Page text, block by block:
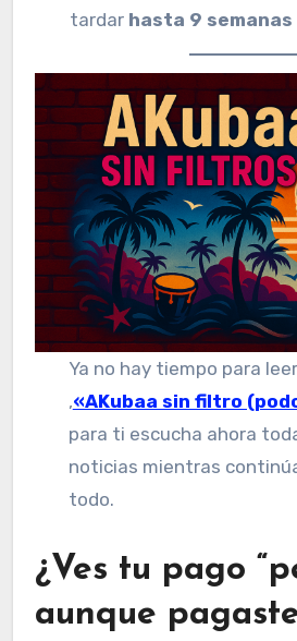
tardar hasta 9 semanas
Ya no hay tiempo para leer por eso
,«AKubaa sin filtro
para ti escucha ahora
noticias mientras
todo.
¿Ves tu pago
aunque